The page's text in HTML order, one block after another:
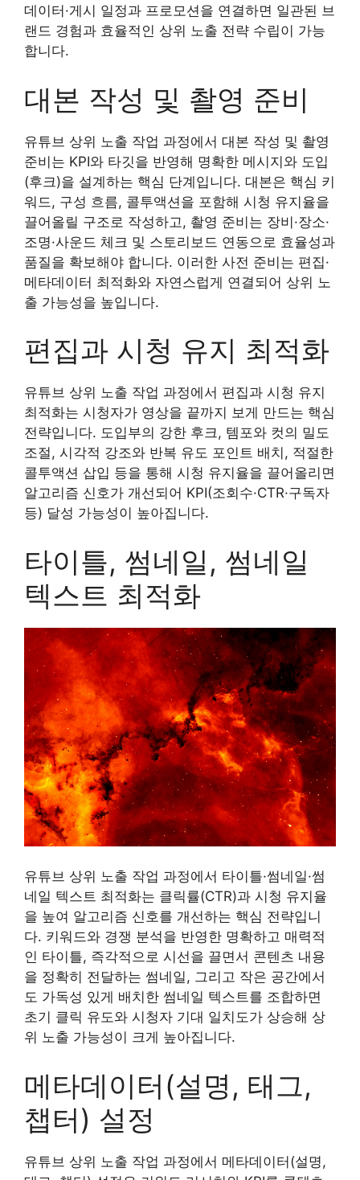
데이터·게시 일정과 프로모션을 연결하면 일관된 브
랜드 경험과 효율적인 상위 노출 전략 수립이 가능
합니다.
대본 작성 및 촬영 준비
유튜브 상위 노출 작업 과정에서 대본 작성 및 촬영
준비는 KPI와 타깃을 반영해 명확한 메시지와 도입
(후크)을 설계하는 핵심 단계입니다. 대본은 핵심 키
워드, 구성 흐름, 콜투액션을 포함해 시청 유지율을
끌어올릴 구조로 작성하고, 촬영 준비는 장비·장소·
조명·사운드 체크 및 스토리보드 연동으로 효율성과
품질을 확보해야 합니다. 이러한 사전 준비는 편집·
메타데이터 최적화와 자연스럽게 연결되어 상위 노
출 가능성을 높입니다.
편집과 시청 유지 최적화
유튜브 상위 노출 작업 과정에서 편집과 시청 유지
최적화는 시청자가 영상을 끝까지 보게 만드는 핵심
전략입니다. 도입부의 강한 후크, 템포와 컷의 밀도
조절, 시각적 강조와 반복 유도 포인트 배치, 적절한
콜투액션 삽입 등을 통해 시청 유지율을 끌어올리면
알고리즘 신호가 개선되어 KPI(조회수·CTR·구독자
등) 달성 가능성이 높아집니다.
타이틀, 썸네일, 썸네일
텍스트 최적화
유튜브 상위 노출 작업 과정에서 타이틀·썸네일·썸
네일 텍스트 최적화는 클릭률(CTR)과 시청 유지율
을 높여 알고리즘 신호를 개선하는 핵심 전략입니
다. 키워드와 경쟁 분석을 반영한 명확하고 매력적
인 타이틀, 즉각적으로 시선을 끌면서 콘텐츠 내용
을 정확히 전달하는 썸네일, 그리고 작은 공간에서
도 가독성 있게 배치한 썸네일 텍스트를 조합하면
초기 클릭 유도와 시청자 기대 일치도가 상승해 상
위 노출 가능성이 크게 높아집니다.
메타데이터(설명, 태그,
챕터) 설정
유튜브 상위 노출 작업 과정에서 메타데이터(설명,